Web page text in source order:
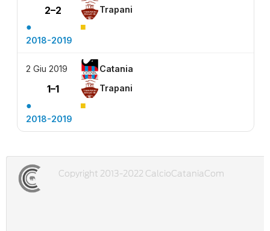
2–2 Trapani
● ■
2018-2019
2 Giu 2019 Catania
1–1 Trapani
● ■
2018-2019
Copyright 2013-2022 CalcioCataniaCom